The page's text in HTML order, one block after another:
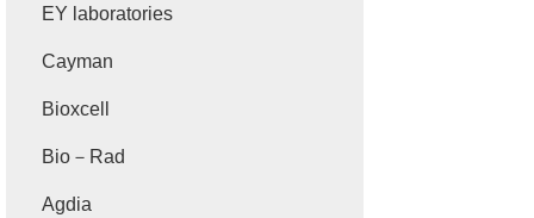
EY laboratories
Cayman
Bioxcell
Bio－Rad
Agdia